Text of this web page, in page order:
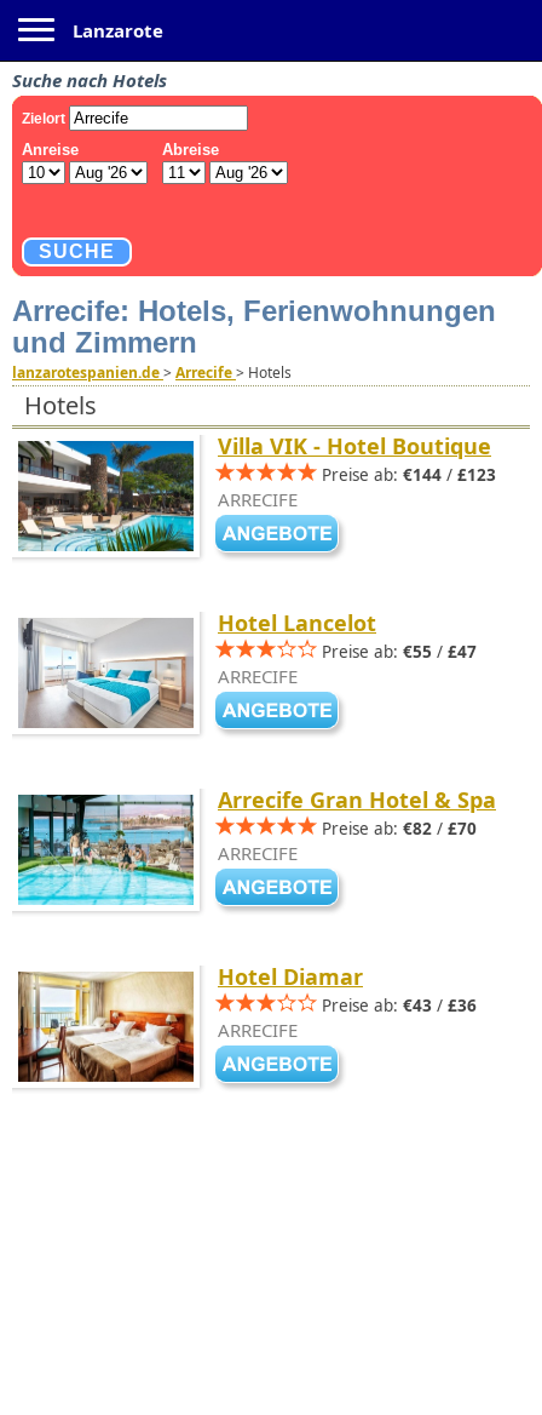
Lanzarote
Suche nach Hotels
Arrecife: Hotels, Ferienwohnungen
und Zimmern
lanzarotespanien.de>Arrecife> Hotels
Hotels
Villa VIK - Hotel Boutique
Preise ab: €144 / £123
ARRECIFE
Hotel Lancelot
Preise ab: €55 / £47
ARRECIFE
Arrecife Gran Hotel & Spa
Preise ab: €82 / £70
ARRECIFE
Hotel Diamar
Preise ab: €43 / £36
ARRECIFE